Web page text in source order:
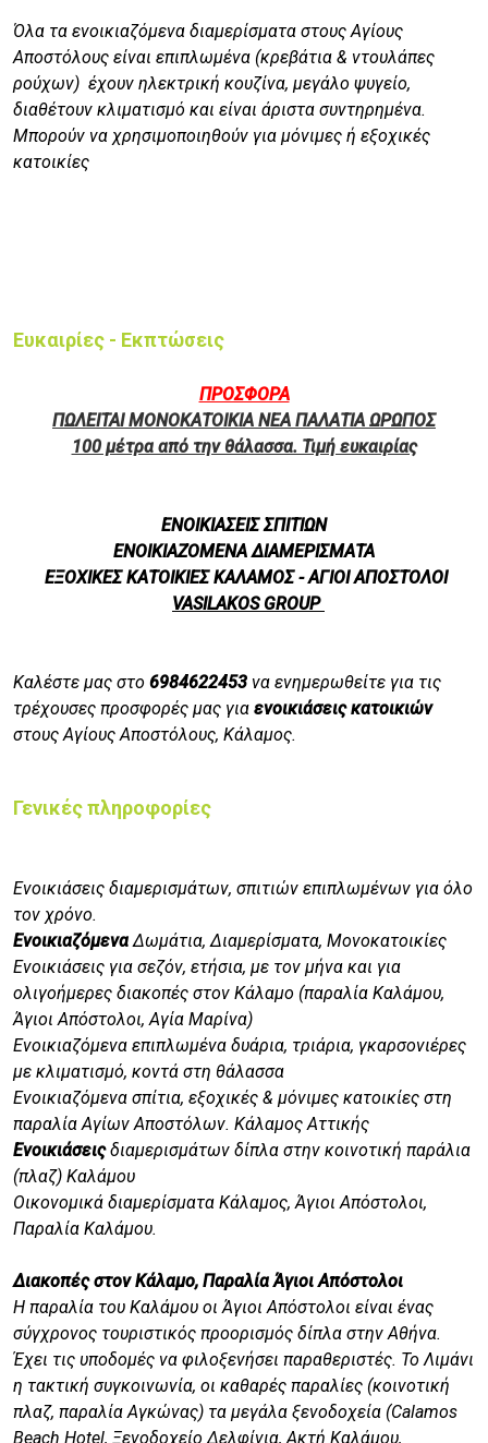
Όλα τα ενοικιαζόμενα διαμερίσματα στους Αγίους
Αποστόλους είναι επιπλωμένα (κρεβάτια & ντουλάπες
ρούχων) έχουν ηλεκτρική κουζίνα, μεγάλο ψυγείο,
διαθέτουν κλιματισμό και είναι άριστα συντηρημένα.
Μπορούν να χρησιμοποιηθούν για μόνιμες ή εξοχικές
κατοικίες
Ευκαιρίες - Εκπτώσεις
ΠΡΟΣΦΟΡΑ
ΠΩΛΕΙΤΑΙ ΜΟΝΟΚΑΤΟΙΚΙΑ ΝΕΑ ΠΑΛΑΤΙΑ ΩΡΩΠΟΣ
100 μέτρα από την θάλασσα. Τιμή ευκαιρίας
ΕΝΟΙΚΙΑΣΕΙΣ ΣΠΙΤΙΩΝ
ΕΝΟΙΚΙΑΖΟΜΕΝΑ ΔΙΑΜΕΡΙΣΜΑΤΑ
ΕΞΟΧΙΚΕΣ ΚΑΤΟΙΚΙΕΣ ΚΑΛΑΜΟΣ - ΑΓΙΟΙ ΑΠΟΣΤΟΛΟΙ
VASILAKOS GROUP
Καλέστε μας στο 6984622453 να ενημερωθείτε για τις
τρέχουσες προσφορές μας για ενοικιάσεις κατοικιών
στουςΑγίους Αποστόλους, Κάλαμος.
Γενικές πληροφορίες
Ενοικιάσεις διαμερισμάτων, σπιτιών επιπλωμένων για όλο
τον χρόνο.
ΕνοικιαζόμεναΔωμάτια, Διαμερίσματα, Μονοκατοικίες
Ενοικιάσεις για σεζόν, ετήσια, με τον μήνα και για
ολιγοήμερες διακοπές στον Κάλαμο (παραλία Καλάμου,
Άγιοι Απόστολοι, Αγία Μαρίνα)
Ενοικιαζόμενα επιπλωμένα δυάρια, τριάρια, γκαρσονιέρες
με κλιματισμό, κοντά στη θάλασσα
Ενοικιαζόμενα σπίτια, εξοχικές & μόνιμες κατοικίες στη
παραλία Αγίων Αποστόλων. Κάλαμος Αττικής
Ενοικιάσειςδιαμερισμάτων δίπλα στην κοινοτική παράλια
(πλαζ) Καλάμου
Οικονομικά διαμερίσματα Κάλαμος, Άγιοι Απόστολοι,
Παραλία Καλάμου.
Διακοπές στον Κάλαμο, Παραλία Άγιοι Απόστολοι
Η παραλία του Καλάμου οι Άγιοι Απόστολοι είναι ένας
σύγχρονος τουριστικός προορισμός δίπλα στην Αθήνα.
Έχει τις υποδομές να φιλοξενήσει παραθεριστές. Το Λιμάνι
η τακτική συγκοινωνία, οι καθαρές παραλίες (κοινοτική
πλαζ, παραλία Αγκώνας) τα μεγάλα ξενοδοχεία (Calamos
Beach Hotel, Ξενοδοχείο Δελφίνια, Ακτή Καλάμου,